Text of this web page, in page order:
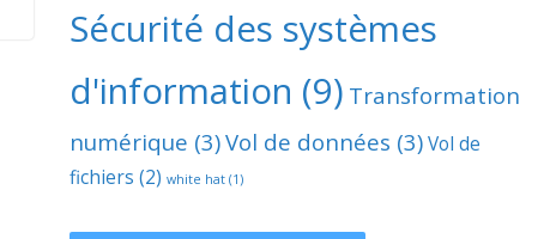
Sécurité des systèmes
d'information (9) Transformation
numérique (3)Vol de données (3) Vol de
fichiers (2) white hat (1)